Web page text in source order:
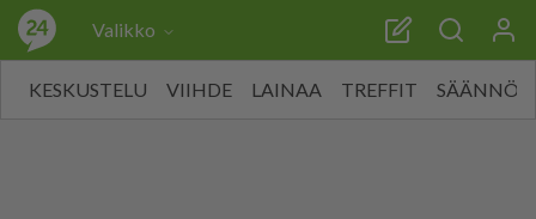
Valikko
KESKUSTELU VIIHDE LAINAA TREFFIT SÄÄNNÖT